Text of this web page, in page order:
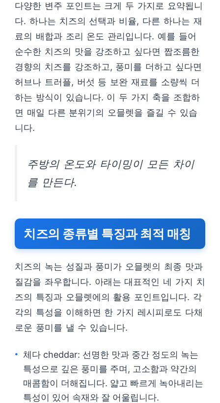
다양한 변주 포인트는 크게 두 가지로 요약됩니
다. 하나는 치즈의 선택과 비율, 다른 하나는 재
료의 배합과 조리 온도 관리입니다. 예를 들어
순수한 치즈의 맛을 강조하고 싶다면 짭조름한
경향의 치즈를 강조하고, 풍미를 더하고 싶다면
허브나 트러플, 버섯 등 보완 재료를 소량씩 더
하는 방식이 있습니다. 이 두 가지 축을 조합하
면 매일 다른 분위기의 오믈렛을 즐길 수 있습
니다.
주방의 온도와 타이밍이 모든 차이
를 만든다.
치즈의 종류별 특징과 최적 매칭
치즈의 녹는 성질과 풍미가 오믈렛의 최종 맛과
질감을 좌우합니다. 아래는 대표적인 네 가지 치
즈의 특징과 오믈렛에의 활용 포인트입니다. 각
각의 특성을 이해하면 한 가지 레시피로도 다채
로운 풍미를 낼 수 있습니다.
체다 cheddar: 선명한 맛과 중간 정도의 녹는
특성으로 깊은 풍미를 주며, 고소함과 약간의
매콤함이 더해집니다. 얇고 빠르게 녹아내리는
특성이 있어 속재와 잘 어울립니다.